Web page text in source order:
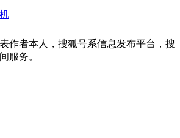
作者本人，搜狐号系信息发布平台，搜
服务。